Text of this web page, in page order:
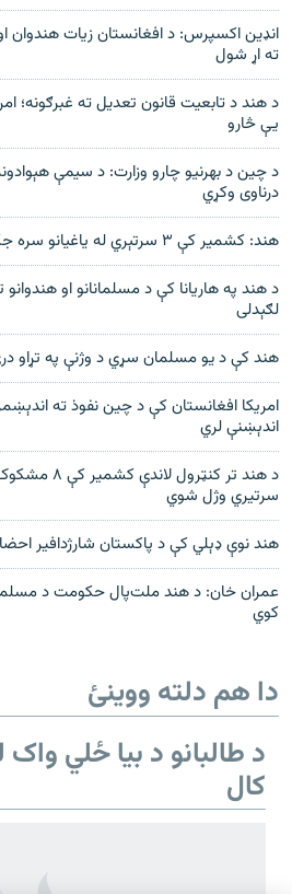
انډین اکسپرس: د افغانستان زیات هندوان
ته اړ شول
د هند د تابعیت قانون تعدیل ته غبرګونه؛
یې څارو
د چین د بهرنیو چارو وزارت: د سیمې
درناوی وکړي
هند: کشمیر کې ۳ سرتېري له یاغیانو سره جګړه کې وژل شوي
د هند په هاریانا کې د مسلمانانو او
لګېدلی
هند کې د يو مسلمان سړي د وژنې په تړاو
امریکا افغانستان کې د چین نفوذ ته
اندېښنې لري
سرتیري وژل شوي
هند نوې ډېلي کې د پاکستان شارژدافیر
عمران خان: د هند ملت‌پال حکومت د
کوي
دا هم دلته ووینئ
د طالبانو د بیا ځلي
کال